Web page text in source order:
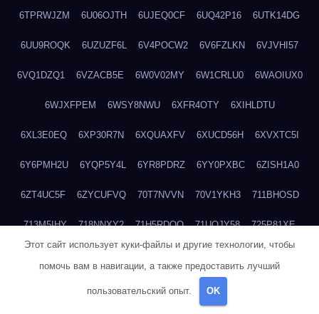
6TPRWJZM 6U06OJTH 6UJEQ0CF 6UQ42P16 6UTK14DG
6UU9ROQK 6UZUZF6L 6V4POCW2 6V6FZLKN 6VJVHI57
6VQ1DZQ1 6VZACB5E 6W0V02MY 6W1CRLU0 6WAOIUX0
6WJXFPEM 6WSY8NWU 6XFR4OTY 6XIHLDTU
6XL3E0EQ 6XP30R7N 6XQUAXFV 6XUCD56H 6XVXTC5I
6Y6PMH2U 6YQP5Y4L 6YR8PDRZ 6YY0PXBC 6ZISH1A0
6ZT4UC5F 6ZYCUFVQ 70T7NVVN 70V1YKH3 711BHOSD
713M5IHY 718NNXY2 71H5RDOO 71UQJY58 725P81XE
Этот сайт использует куки-файлы и другие технологии, чтобы
помочь вам в навигации, а также предоставить лучший
пользовательский опыт. OK